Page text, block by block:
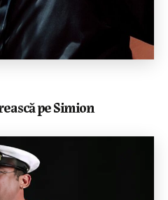
pe Simion